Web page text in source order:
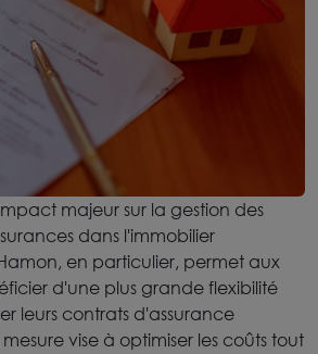
majeur sur la gestion des
dans l'immobilier
en particulier, permet aux
d'une plus grande flexibilité
leurs contrats d'assurance
vise à optimiser les coûts tout